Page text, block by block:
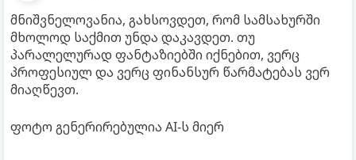
მნიშვნელოვანია, გახსოვდეთ, რომ სამსახურში
მხოლოდ საქმით უნდა დაკავდეთ. თუ
პარალელურად ფანტაზიებში იქნებით, ვერც
პროფესიულ და ვერც ფინანსურ წარმატებას ვერ
მიაღწევთ.
ფოტო გენერირებულია AI-ს მიერ